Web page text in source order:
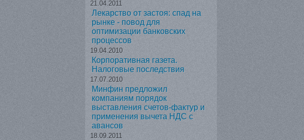
21.04.2011
Лекарство от застоя: спад на
рынке - повод для
оптимизации банковских
процессов
19.04.2010
Корпоративная газета.
Налоговые последствия
17.07.2010
Минфин предложил
компаниям порядок
выставления счетов-фактур и
применения вычета НДС с
авансов
18.09.2011